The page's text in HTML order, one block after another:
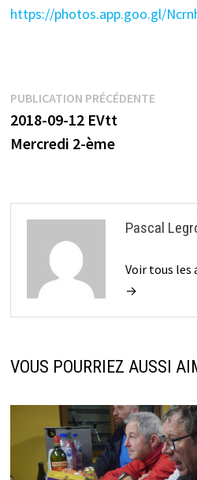
https://photos.app.goo.gl/
Navigation
de
PUBLICATION PRÉCÉDENTE
2018-09-12 EVtt
Mercredi 2-ème
Pascal
Voir tous les
→
VOUS POURRIEZ AUSSI